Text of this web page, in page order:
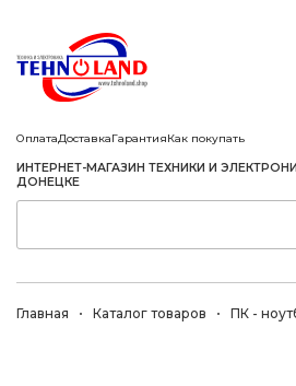
ОплатаДоставкаГарантияКак покупать
ИНТЕРНЕТ-МАГАЗИН ТЕХНИКИ И
ДОНЕЦКЕ
Главная Каталог товаров ПК -